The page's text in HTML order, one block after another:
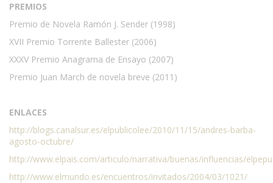
PREMIOS
Premio de Novela Ramón J. Sender (1998)
XVII Premio Torrente Ballester (2006)
XXXV Premio Anagrama de Ensayo (2007)
Premio Juan March de novela breve (2011)
ENLACES
http://blogs.canalsur.es/elpublicolee/2010/11/15/andres-barba-
agosto-octubre/
http://www.elpais.com/articulo/narrativa/buenas/influencias/
http://www.elmundo.es/encuentros/invitados/2004/03/1021/